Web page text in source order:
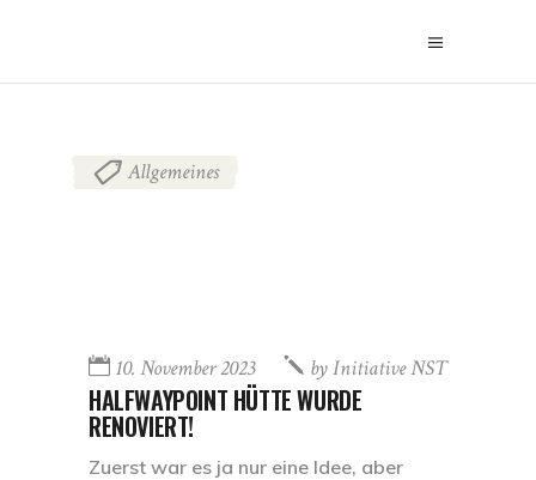
Allgemeines
10. November 2023 byInitiative NST
HALFWAYPOINT HÜTTE WURDE
RENOVIERT!
Zuerst war es ja nur eine Idee, aber